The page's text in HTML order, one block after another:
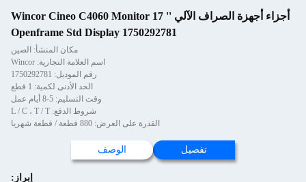
أجزاء أجهزة الصراف الآلي Wincor Cineo C4060 Monitor 17 ''
Openframe Std Display 1750292781
مكان المنشأ: الصين
اسم العلامة التجارية: Wincor
رقم الموديل: 1750292781
الحد الأدنى لكمية: 1 قطع
وقت التسليم: 5-8 أيام عمل
شروط الدفع: L / C ، T / T
القدرة على العرض: 880 قطعة / قطعة شهريا
تفصيل الوصف
إبراز: